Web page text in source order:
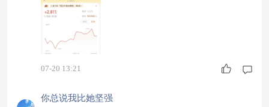
07-20 13:21
你总说我比她坚强